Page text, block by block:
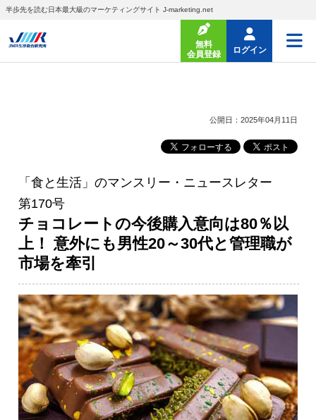
半歩先を読む日本最大級のマーケティングサイト J-marketing.net
無料
会員登録
ログイン
公開日：2025年04月11日
「食と生活」のマンスリー・ニュースレター
第170号
チョコレートの今後購入意向は80％以
上！ 意外にも男性20～30代と管理職が
市場を牽引